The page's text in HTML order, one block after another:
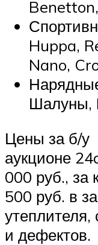
Huppa,
Nano,
Шалуны,
Цены за б/у
аукционе
000 руб., за
500 руб. в
утеплителя,
и дефектов.